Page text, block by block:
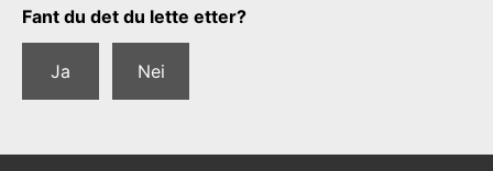
Tilbakemeldingsskjema
Fant du det du lette etter?
Ja Nei